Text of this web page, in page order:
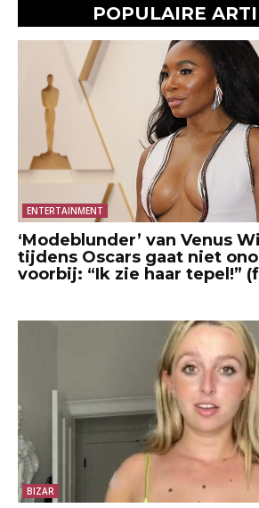
POPULAIRE
ENTERTAINMENT
‘Modeblunder’ van Venus
tijdens Oscars gaat niet
voorbij: “Ik zie haar tepel!”
BIZAR